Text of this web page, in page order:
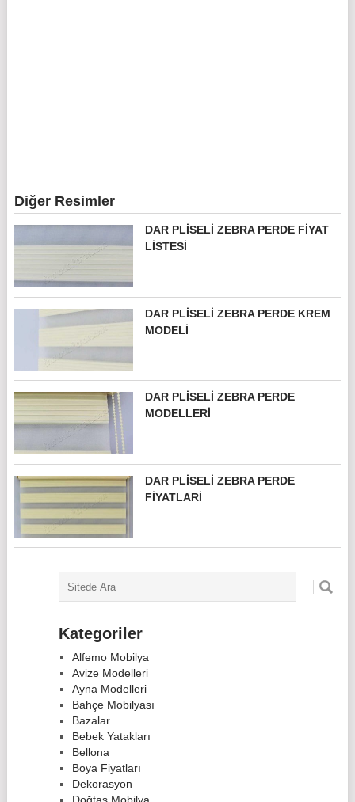
Diğer Resimler
DAR PLISELI ZEBRA PERDE FIYAT
LISTESI
DAR PLISELI ZEBRA PERDE KREM
MODELI
DAR PLISELI ZEBRA PERDE
MODELLERI
DAR PLISELI ZEBRA PERDE
FIYATLARI
Kategoriler
Alfemo Mobilya
Avize Modelleri
Ayna Modelleri
Bahçe Mobilyası
Bazalar
Bebek Yatakları
Bellona
Boya Fiyatları
Dekorasyon